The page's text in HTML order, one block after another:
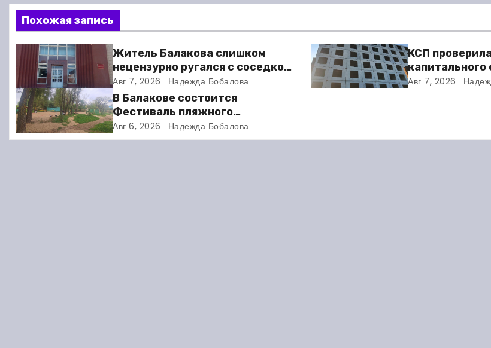
в
и
г
а
ц
и
Похожая запись
Житель Балакова слишком
нецензурно ругался с соседкой
и получил двое суток ареста
Авг 7, 2026 Надежда Бобалова
КСП
капитального
Балакове и
Авг 7, 2026
В Балакове состоится
Фестиваль пляжного
волейбола
Авг 6, 2026 Надежда Бобалова